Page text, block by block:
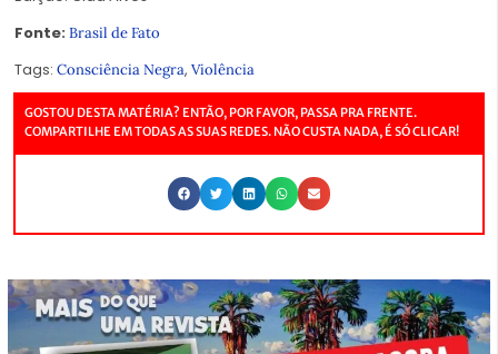
Fonte: Brasil de Fato
Tags: Consciência Negra, Violência
GOSTOU DESTA MATÉRIA? ENTÃO, POR FAVOR, PASSA PRA FRENTE.
COMPARTILHE EM TODAS AS SUAS REDES. NÃO CUSTA NADA, É SÓ CLICAR!